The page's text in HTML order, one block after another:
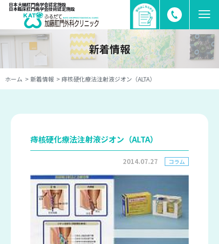
日本大腸肛門病学会認定施設
日本臨床肛門病学会技術認定施設
新着情報
ホーム 新着情報 痔核硬化療法注射液ジオン（ALTA）
痔核硬化療法注射液ジオン（ALTA）
2014.07.27 コラム